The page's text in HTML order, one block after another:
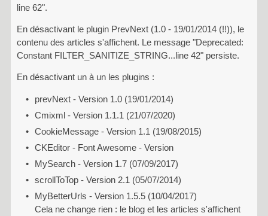
line 62".
En désactivant le plugin PrevNext (1.0 - 19/01/2014 (!!)), le
contenu des articles s'affichent. Le message "Deprecated:
Constant FILTER_SANITIZE_STRING...line 42" persiste.
En désactivant un à un les plugins :
prevNext - Version 1.0 (19/01/2014)
Cmixml - Version 1.1.1 (21/07/2020)
CookieMessage - Version 1.1 (19/08/2015)
CKEditor - Font Awesome - Version
MySearch - Version 1.7 (07/09/2017)
scrollToTop - Version 2.1 (05/07/2014)
MyBetterUrls - Version 1.5.5 (10/04/2017)
Cela ne change rien : le blog et les articles s'affichent